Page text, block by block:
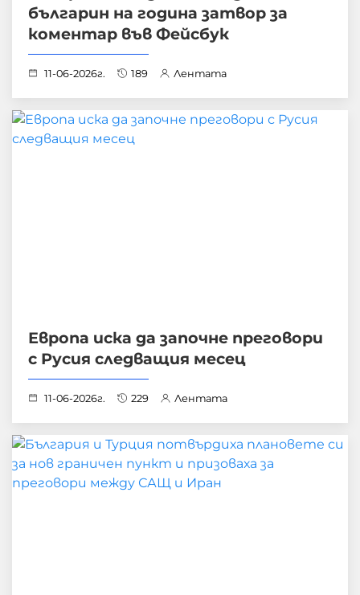
българин на година затвор за
коментар във Фейсбук
11-06-2026г. 189 Лентата
Европа иска да започне преговори
с Русия следващия месец
11-06-2026г. 229 Лентата